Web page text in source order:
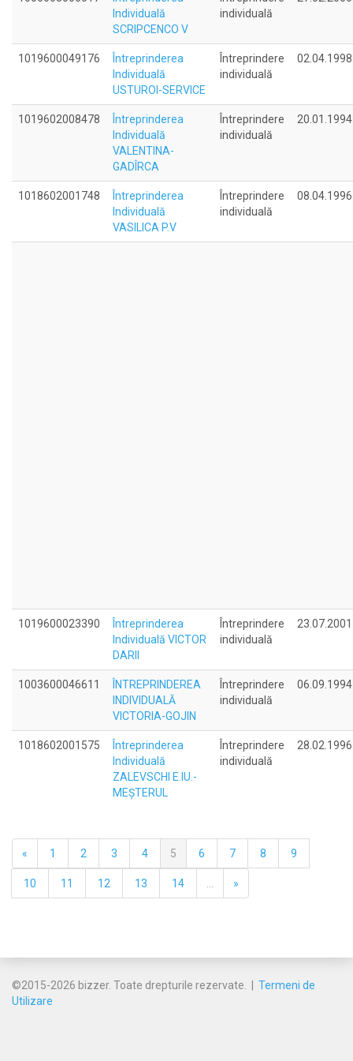
Individuală
SCRIPCENCO V
individuală
1019600049176
Întreprinderea
Individuală
USTUROI-SERVICE
Întreprindere
individuală
02.04.1998
1019602008478
Întreprinderea
Individuală
VALENTINA-
GADÎRCA
Întreprindere
individuală
20.01.1994
1018602001748
Întreprinderea
Individuală
VASILICA P.V
Întreprindere
individuală
08.04.1996
1019600023390
Întreprinderea
Individuală VICTOR
DARII
Întreprindere
individuală
23.07.2001
1003600046611
ÎNTREPRINDEREA
INDIVIDUALĂ
VICTORIA-GOJIN
Întreprindere
individuală
06.09.1994
1018602001575
Întreprinderea
Individuală
ZALEVSCHI E.IU.-
MEŞTERUL
Întreprindere
individuală
28.02.1996
« 1 2 3 4 5 6 7 8 9
10 11 12 13 14 »
©2015-2026 bizzer. Toate drepturile rezervate. | Termeni de
Utilizare